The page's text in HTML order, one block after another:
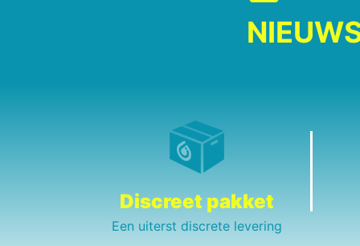
Discreet pakket
Een uiterst discrete levering